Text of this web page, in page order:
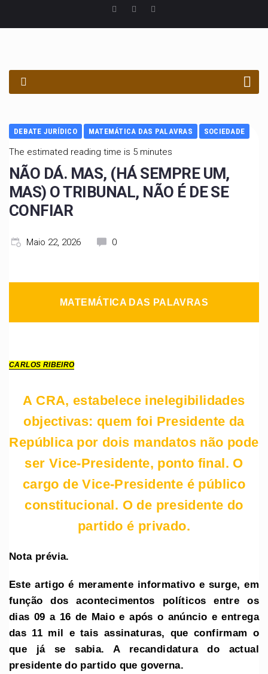
DEBATE JURÍDICO MATEMÁTICA DAS PALAVRAS SOCIEDADE
The estimated reading time is 5 minutes
NÃO DÁ. MAS, (HÁ SEMPRE UM,
MAS) O TRIBUNAL, NÃO É DE SE
CONFIAR
Maio 22, 2026 0
MATEMÁTICA DAS PALAVRAS
CARLOS RIBEIRO
A CRA, estabelece inelegibilidades
objectivas: quem foi Presidente da
República por dois mandatos não pode
ser Vice-Presidente, ponto final. O
cargo de Vice-Presidente é público
constitucional. O de presidente do
partido é privado.
Nota prévia.
Este artigo é meramente informativo e surge, em
função dos acontecimentos políticos entre os
dias 09 a 16 de Maio e após o anúncio e entrega
das 11 mil e tais assinaturas, que confirmam o
que já se sabia. A recandidatura do actual
presidente do partido que governa.